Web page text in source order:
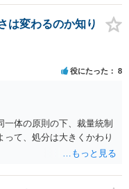
。 そもそも痴漢をやって
いわけですし狼狽える必要
は変わるのか知り
役にたった 8
一体の原則の下、裁量統制
て、処分は大きくかわり